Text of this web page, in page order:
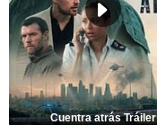
Cuentra atrás Tráiler